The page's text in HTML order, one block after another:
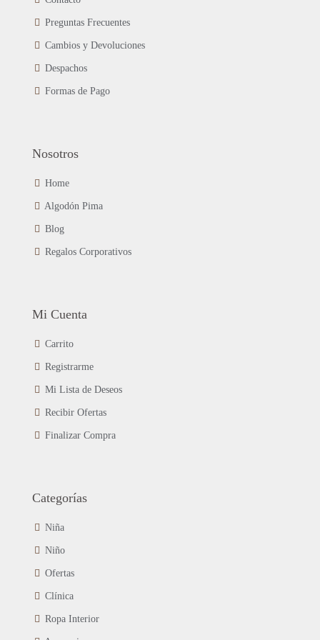
elegir
producto
Preguntas Frecuentes
Cambios y Devoluciones
Despachos
Formas de Pago
Nosotros
Home
Algodón Pima
Blog
Regalos Corporativos
Mi Cuenta
Carrito
Registrarme
Mi Lista de Deseos
Recibir Ofertas
Finalizar Compra
Categorías
Niña
Niño
Ofertas
Clínica
Ropa Interior